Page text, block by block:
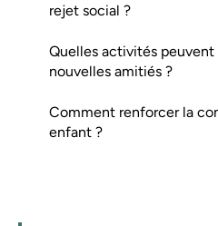
rejet social ?
Quelles activités peuvent
nouvelles amitiés ?
Comment renforcer la
enfant ?